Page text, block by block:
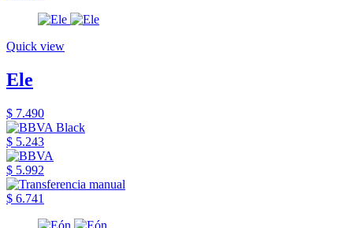
Quick view
Ele
$ 7.490
$ 5.243
$ 5.992
$ 6.741